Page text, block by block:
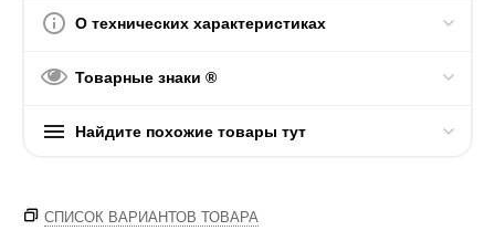
О технических характеристиках
Товарные знаки ®
Найдите похожие товары тут
СПИСОК ВАРИАНТОВ ТОВАРА